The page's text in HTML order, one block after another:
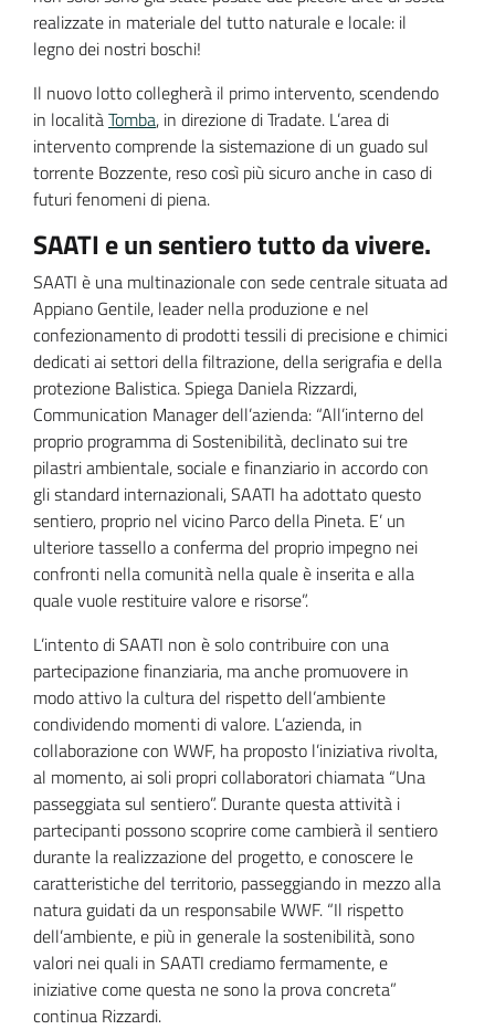
realizzate in materiale del tutto naturale e locale: il
legno dei nostri boschi!
Il nuovo lotto collegherà il primo intervento, scendendo
in localitàTomba, in direzione di Tradate. L’area di
intervento comprende la sistemazione di un guado sul
torrente Bozzente, reso così più sicuro anche in caso di
futuri fenomeni di piena.
SAATI e un sentiero tutto da vivere.
SAATI è una multinazionale con sede centrale situata ad
Appiano Gentile, leader nella produzione e nel
confezionamento di prodotti tessili di precisione e chimici
dedicati ai settori della filtrazione, della serigrafia e della
protezione Balistica. Spiega Daniela Rizzardi,
Communication Manager dell’azienda: “All’interno del
proprio programma di Sostenibilità, declinato sui tre
pilastri ambientale, sociale e finanziario in accordo con
gli standard internazionali, SAATI ha adottato questo
sentiero, proprio nel vicino Parco della Pineta. E’ un
ulteriore tassello a conferma del proprio impegno nei
confronti nella comunità nella quale è inserita e alla
quale vuole restituire valore e risorse”.
L’intento di SAATI non è solo contribuire con una
partecipazione finanziaria, ma anche promuovere in
modo attivo la cultura del rispetto dell’ambiente
condividendo momenti di valore. L’azienda, in
collaborazione con WWF, ha proposto l’iniziativa rivolta,
al momento, ai soli propri collaboratori chiamata “Una
passeggiata sul sentiero”. Durante questa attività i
partecipanti possono scoprire come cambierà il sentiero
durante la realizzazione del progetto, e conoscere le
caratteristiche del territorio, passeggiando in mezzo alla
natura guidati da un responsabile WWF. “Il rispetto
dell’ambiente, e più in generale la sostenibilità, sono
valori nei quali in SAATI crediamo fermamente, e
iniziative come questa ne sono la prova concreta”
continua Rizzardi.